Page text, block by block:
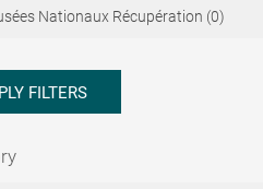
Nationaux Récupération (0)
FILTERS